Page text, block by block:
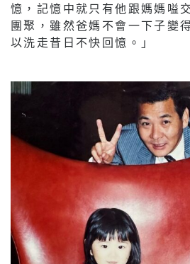
憶，記憶中就只有他跟媽媽嗌
團聚，雖然爸媽不會一下子變
以洗走昔日不快回憶。」